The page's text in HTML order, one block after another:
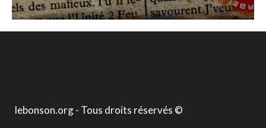
lebonson.org - Tous droits réservés ©